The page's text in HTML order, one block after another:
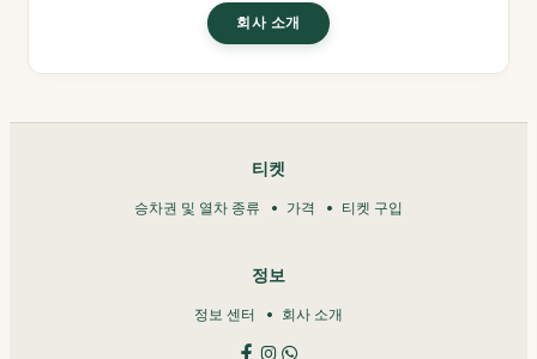
회사 소개
티켓
승차권 및 열차 종류 가격 티켓 구입
정보
정보 센터 회사 소개